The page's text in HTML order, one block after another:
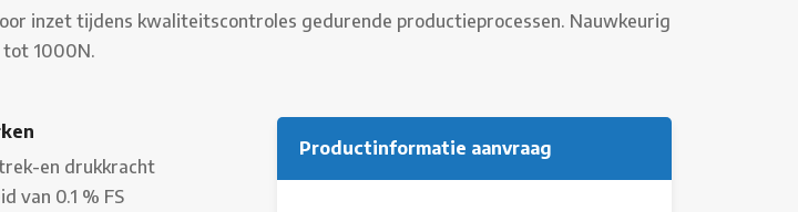
inzet tijdens kwaliteitscontroles gedurende productieprocessen. Nauwkeurig
tot 1000N.
en drukkracht
van 0.1 % FS
Productinformatie aanvraag